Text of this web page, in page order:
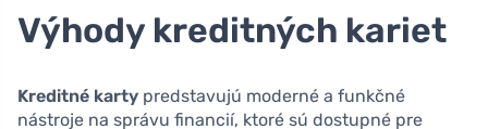
Výhody kreditných kariet
Kreditné karty predstavujú moderné a funkčné
nástroje na správu financií, ktoré sú dostupné pre